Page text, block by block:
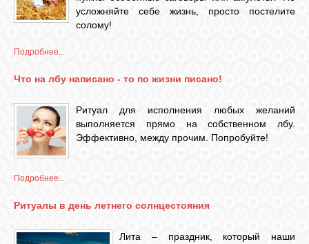
усложняйте себе жизнь, просто постелите
солому!
Подробнее...
Что на лбу написано - то по жизни писано!
Ритуал для исполнения любых желаний
выполняется прямо на собственном лбу.
Эффективно, между прочим. Попробуйте!
Подробнее...
Ритуалы в день летнего солнцестояния
Лита – праздник, который наши